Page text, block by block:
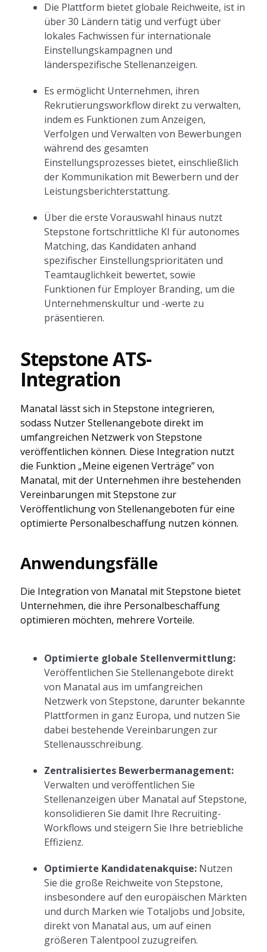
Die Plattform bietet globale Reichweite, ist in
über 30 Ländern tätig und verfügt über
lokales Fachwissen für internationale
Einstellungskampagnen und
länderspezifische Stellenanzeigen.
Es ermöglicht Unternehmen, ihren
Rekrutierungsworkflow direkt zu verwalten,
indem es Funktionen zum Anzeigen,
Verfolgen und Verwalten von Bewerbungen
während des gesamten
Einstellungsprozesses bietet, einschließlich
der Kommunikation mit Bewerbern und der
Leistungsberichterstattung.
Über die erste Vorauswahl hinaus nutzt
Stepstone fortschrittliche KI für autonomes
Matching, das Kandidaten anhand
spezifischer Einstellungsprioritäten und
Teamtauglichkeit bewertet, sowie
Funktionen für Employer Branding, um die
Unternehmenskultur und -werte zu
präsentieren.
Stepstone ATS-
Integration
Manatal lässt sich in Stepstone integrieren,
sodass Nutzer Stellenangebote direkt im
umfangreichen Netzwerk von Stepstone
veröffentlichen können. Diese Integration nutzt
die Funktion „Meine eigenen Verträge” von
Manatal, mit der Unternehmen ihre bestehenden
Vereinbarungen mit Stepstone zur
Veröffentlichung von Stellenangeboten für eine
optimierte Personalbeschaffung nutzen können.
Anwendungsfälle
Die Integration von Manatal mit Stepstone bietet
Unternehmen, die ihre Personalbeschaffung
optimieren möchten, mehrere Vorteile.
Optimierte globale Stellenvermittlung:
Veröffentlichen Sie Stellenangebote direkt
von Manatal aus im umfangreichen
Netzwerk von Stepstone, darunter bekannte
Plattformen in ganz Europa, und nutzen Sie
dabei bestehende Vereinbarungen zur
Stellenausschreibung.
Zentralisiertes Bewerbermanagement:
Verwalten und veröffentlichen Sie
Stellenanzeigen über Manatal auf Stepstone,
konsolidieren Sie damit Ihre Recruiting-
Workflows und steigern Sie Ihre betriebliche
Effizienz.
Optimierte Kandidatenakquise:Nutzen
Sie die große Reichweite von Stepstone,
insbesondere auf den europäischen Märkten
und durch Marken wie Totaljobs und Jobsite,
direkt von Manatal aus, um auf einen
größeren Talentpool zuzugreifen.